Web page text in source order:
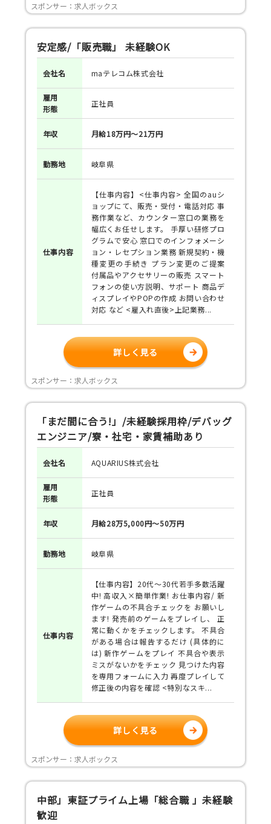
スポンサー：求人ボックス
安定感/「販売職」 未経験OK
会社名 maテレコム株式会社
雇用
形態
正社員
年収 月給18万円～21万円
勤務地 岐阜県
仕事内容
【仕事内容】<仕事内容> 全国のauシ
ョップにて、販売・受付・電話対応 事
務作業など、カウンター窓口の業務を
幅広くお任せします。 手厚い研修プロ
グラムで安心 窓口でのインフォメーシ
ョン・レセプション業務 新規契約・機
種変更の手続き プラン変更のご提案
付属品やアクセサリーの販売 スマート
フォンの使い方説明、サポート 商品デ
ィスプレイやPOPの作成 お問い合わせ
対応 など <雇入れ直後>上記業務...
詳しく見る
スポンサー：求人ボックス
「まだ間に合う!」/未経験採用枠/デバッグ
エンジニア/寮・社宅・家賃補助あり
会社名 AQUARIUS株式会社
雇用
形態
正社員
年収 月給28万5,000円～50万円
勤務地 岐阜県
仕事内容
【仕事内容】20代～30代若手多数活躍
中! 高収入×簡単作業! お仕事内容/ 新
作ゲームの不具合チェックを お願いし
ます! 発売前のゲームをプレイし、 正
常に動くかをチェックします。 不具合
がある場合は報告するだけ (具体的に
は) 新作ゲームをプレイ 不具合や表示
ミスがないかをチェック 見つけた内容
を専用フォームに入力 再度プレイして
修正後の内容を確認 <特別なスキ...
詳しく見る
スポンサー：求人ボックス
中部」東証プライム上場「総合職 」未経験
歓迎